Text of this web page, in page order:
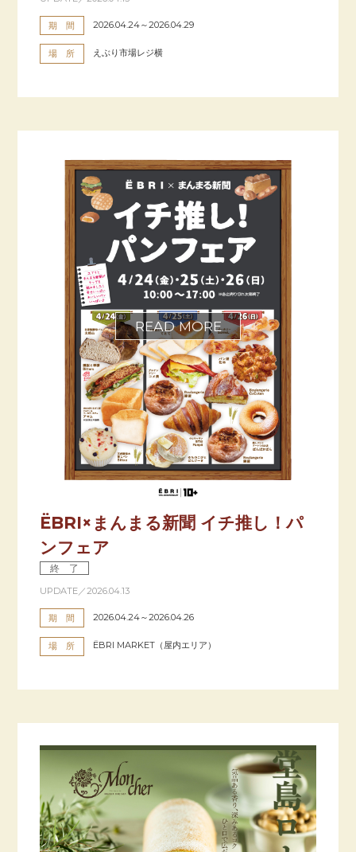
期 間 2026.04.24～2026.04.29
場 所 えぶり市場レジ横
ËBRI×まんまる新聞 イチ推し！パ
ンフェア
終 了
UPDATE／2026.04.13
期 間 2026.04.24～2026.04.26
場 所 ËBRI MARKET（屋内エリア）